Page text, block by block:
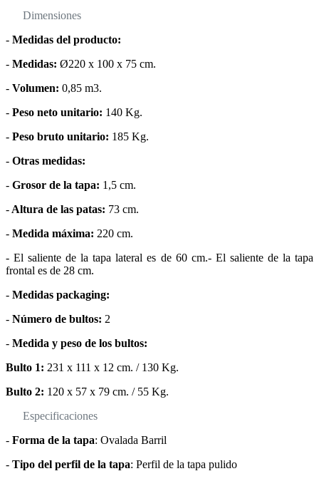
Dimensiones
- Medidas del producto:
- Medidas: Ø220 x 100 x 75 cm.
- Volumen: 0,85 m3.
- Peso neto unitario: 140 Kg.
- Peso bruto unitario: 185 Kg.
- Otras medidas:
- Grosor de la tapa: 1,5 cm.
- Altura de las patas: 73 cm.
- Medida máxima: 220 cm.
- El saliente de la tapa lateral es de 60 cm.- El saliente de la tapa
frontal es de 28 cm.
- Medidas packaging:
- Número de bultos: 2
- Medida y peso de los bultos:
Bulto 1: 231 x 111 x 12 cm. / 130 Kg.
Bulto 2: 120 x 57 x 79 cm. / 55 Kg.
Especificaciones
- Forma de la tapa: Ovalada Barril
- Tipo del perfil de la tapa: Perfil de la tapa pulido